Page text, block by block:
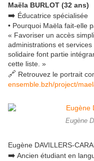
Maëla BURLOT (32 ans)
➡️ Éducatrice spécialisée
• Pourquoi Maëla fait-elle
« Favoriser un accès
administrations et services
solidaire font partie
cette liste. »
🔗 Retrouvez le portrait
ensemble.bzh/project/
Eugène
Eugène DAVILLERS-
➡️ Ancien étudiant en